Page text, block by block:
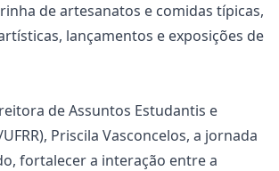
de artesanatos e comidas típicas,
lançamentos e exposições de
de Assuntos Estudantis e
UFRR), Priscila Vasconcelos, a jornada
fortalecer a interação entre a